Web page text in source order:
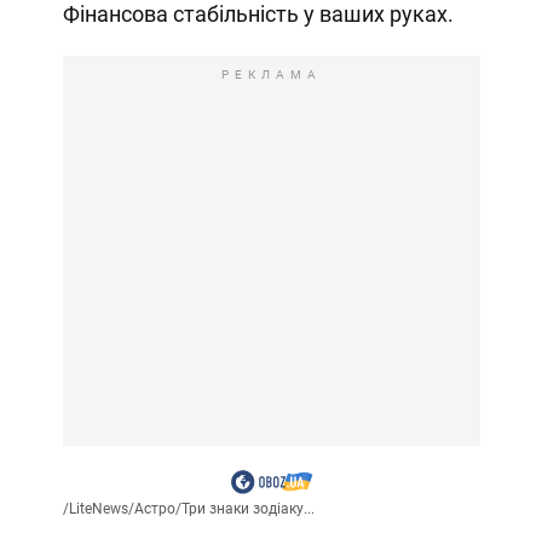
Фінансова стабільність у ваших руках.
РЕКЛАМА
/LiteNews/Астро/Три знаки зодіаку...